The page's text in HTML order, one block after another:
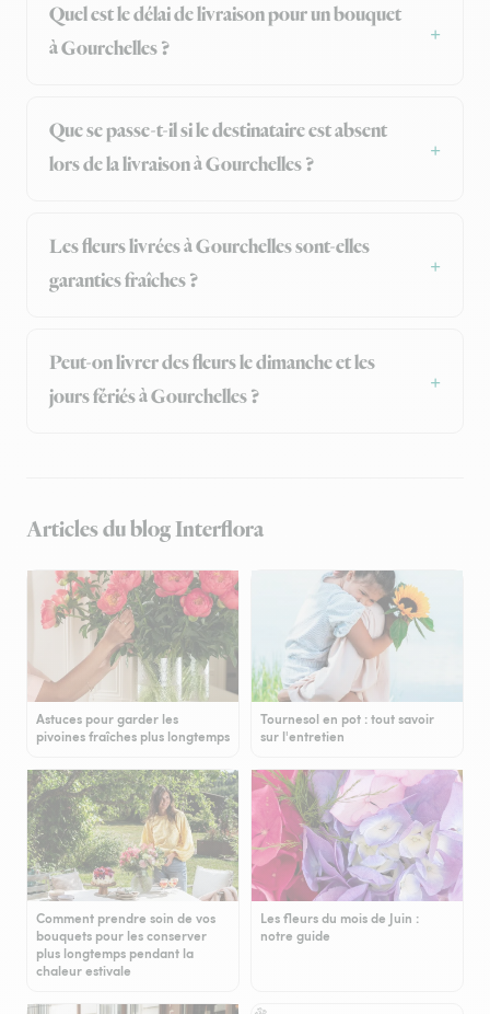
Quel est le délai de livraison pour un bouquet
à Gourchelles ?
Que se passe-t-il si le destinataire est absent
lors de la livraison à Gourchelles ?
Les fleurs livrées à Gourchelles sont-elles
garanties fraîches ?
Peut-on livrer des fleurs le dimanche et les
jours fériés à Gourchelles ?
Articles du blog Interflora
Astuces pour garder les
pivoines fraîches plus longtemps
Tournesol en pot : tout savoir
sur l'entretien
Comment prendre soin de vos
bouquets pour les conserver
plus longtemps pendant la
chaleur estivale
Les fleurs du mois de Juin :
notre guide